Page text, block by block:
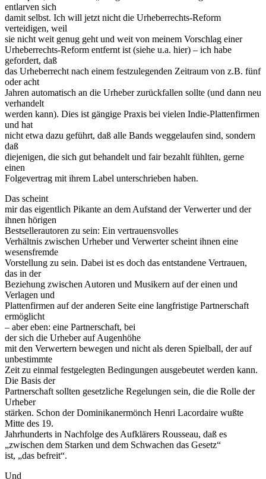
entlarven sich
damit selbst. Ich will jetzt nicht die Urheberrechts-Reform
verteidigen, weil
sie nicht weit genug geht und weit von meinem Vorschlag einer
Urheberrechts-Reform entfernt ist (siehe u.a. hier) – ich habe
gefordert, daß
das Urheberrecht nach einem festzulegenden Zeitraum von z.B. fünf
oder acht
Jahren automatisch an die Urheber zurückfallen sollte (und dann neu
verhandelt
werden kann). Dies ist gängige Praxis bei vielen Indie-Plattenfirmen
und hat
nicht etwa dazu geführt, daß alle Bands weggelaufen sind, sondern
daß
diejenigen, die sich gut behandelt und fair bezahlt fühlten, gerne
einen
Folgevertrag mit ihrem Label unterschrieben haben.
Das scheint
mir das eigentlich Pikante an dem Aufstand der Verwerter und der
ihnen hörigen
Bestsellerautoren zu sein: Ein vertrauensvolles
Verhältnis zwischen Urheber und Verwerter scheint ihnen eine
wesensfremde
Vorstellung zu sein. Dabei ist es doch das entstandene Vertrauen,
das in der
Beziehung zwischen Autoren und Musikern auf der einen und
Verlagen und
Plattenfirmen auf der anderen Seite eine langfristige Partnerschaft
ermöglicht
– aber eben: eine Partnerschaft, bei
der sich die Urheber auf Augenhöhe
mit den Verwertern bewegen und nicht als deren Spielball, der auf
unbestimmte
Zeit zu einmal festgelegten Bedingungen ausgebeutet werden kann.
Die Basis der
Partnerschaft sollten gesetzliche Regelungen sein, die die Rolle der
Urheber
stärken. Schon der Dominikanermönch Henri Lacordaire wußte
Mitte des 19.
Jahrhunderts in Nachfolge des Aufklärers Rousseau, daß es
„zwischen dem Starken und dem Schwachen das Gesetz“
ist, „das befreit“.
Und